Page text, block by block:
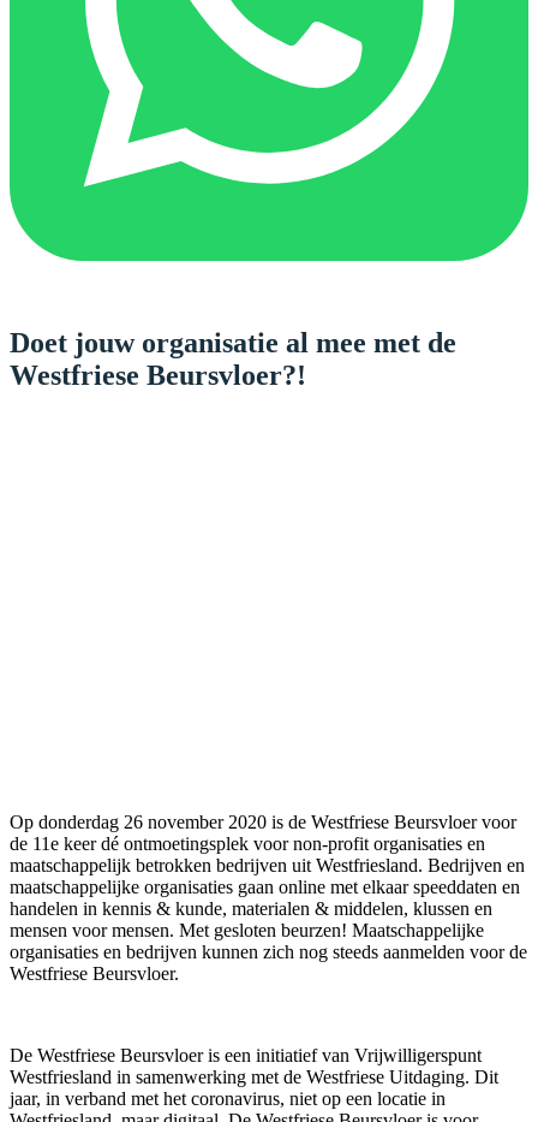
Doet jouw organisatie al mee met de
Westfriese Beursvloer?!
Op donderdag 26 november 2020 is de Westfriese Beursvloer voor
de 11e keer dé ontmoetingsplek voor non-profit organisaties en
maatschappelijk betrokken bedrijven uit Westfriesland. Bedrijven en
maatschappelijke organisaties gaan online met elkaar speeddaten en
handelen in kennis & kunde, materialen & middelen, klussen en
mensen voor mensen. Met gesloten beurzen! Maatschappelijke
organisaties en bedrijven kunnen zich nog steeds aanmelden voor de
Westfriese Beursvloer.
De Westfriese Beursvloer is een initiatief van Vrijwilligerspunt
Westfriesland in samenwerking met de Westfriese Uitdaging. Dit
jaar, in verband met het coronavirus, niet op een locatie in